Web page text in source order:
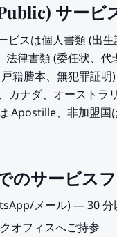
サービ
スは個人書類 (出
律書類 (委任状、
籍謄本、無犯罪証
カナダ、オースト
Apostille、非加盟国
のサービス
メール) — 30 分
オフィスへご持参